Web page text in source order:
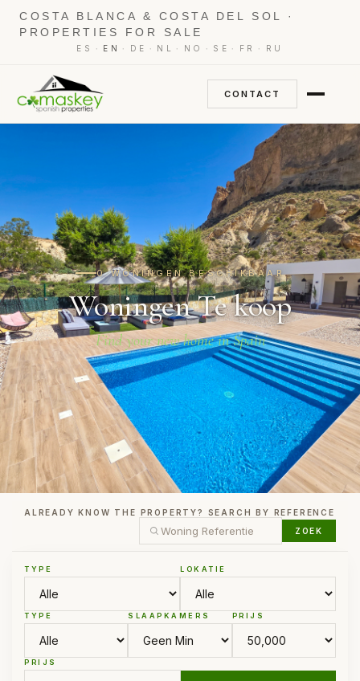
COSTA BLANCA & COSTA DEL SOL ·
PROPERTIES FOR SALE
ES · EN · DE · NL · NO · SE · FR · RU
CONTACT
0 WONINGEN BESCHIKBAAR
Woningen Te koop
Find your new home in Spain
ALREADY KNOW THE PROPERTY? SEARCH BY REFERENCE
ZOEK
TYPE LOKATIE
TYPE SLAAPKAMERS PRIJS
PRIJS